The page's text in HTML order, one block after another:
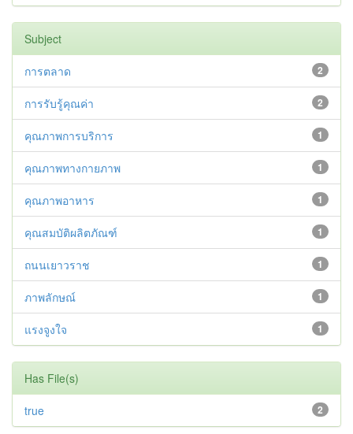
Subject
2
การตลาด
2
การรับรู้คุณค่า
1
คุณภาพการบริการ
1
คุณภาพทางกายภาพ
1
คุณภาพอาหาร
1
คุณสมบัติผลิตภัณฑ์
1
ถนนเยาวราช
1
ภาพลักษณ์
1
แรงจูงใจ
Has File(s)
2
true